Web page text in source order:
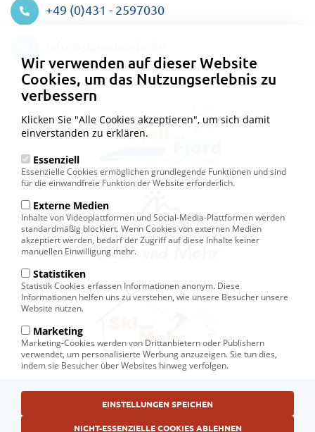
+49 (0)431 - 2597030
Fußbereichsmenü© Ski und Mehr, Ihr Reiseveranstalter in Kiel
AGB
Wir verwenden auf dieser Website
Cookies, um das Nutzungserlebnis zu
verbessern
Klicken Sie "Alle Cookies akzeptieren", um sich damit
einverstanden zu erklären.
Essenziell
Essenzielle Cookies ermöglichen grundlegende Funktionen und sind
für die einwandfreie Funktion der Website erforderlich.
Externe Medien
Inhalte von Videoplattformen und Social-Media-Plattformen werden
standardmäßig blockiert. Wenn Cookies von externen Medien
akzeptiert werden, bedarf der Zugriff auf diese Inhalte keiner
manuellen Einwilligung mehr.
Statistiken
Statistik Cookies erfassen Informationen anonym. Diese
Informationen helfen uns zu verstehen, wie unsere Besucher unsere
Website nutzen.
Marketing
Marketing-Cookies werden von Drittanbietern oder Publishern
verwendet, um personalisierte Werbung anzuzeigen. Sie tun dies,
indem sie Besucher über Websites hinweg verfolgen.
EINSTELLUNGEN SPEICHEN
NICHT-ESSENZIELLE COOKIES ABLEHNEN